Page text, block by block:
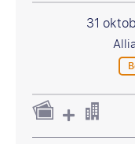
31